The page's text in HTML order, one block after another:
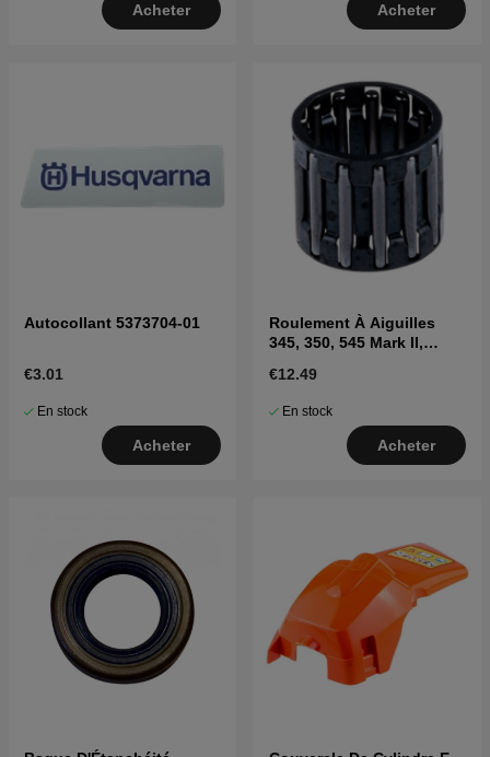
Acheter Acheter
Autocollant 5373704-01
€3.01
En stock
Acheter
Roulement À Aiguilles
345, 350, 545 Mark II,
II
€12.49
En stock
Acheter